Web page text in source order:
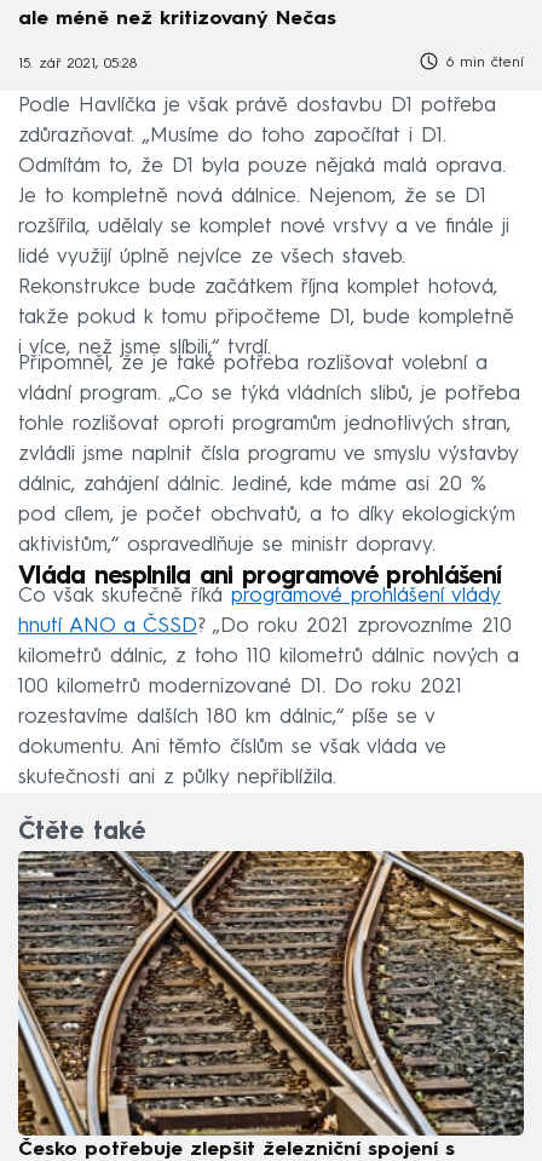
ale méně než kritizovaný Nečas
15. zář 2021, 05:28 6 min čtení
Podle Havlíčka je však právě dostavbu D1 potřeba
zdůrazňovat. „Musíme do toho započítat i D1.
Odmítám to, že D1 byla pouze nějaká malá oprava.
Je to kompletně nová dálnice. Nejenom, že se D1
rozšířila, udělaly se komplet nové vrstvy a ve finále ji
lidé využijí úplně nejvíce ze všech staveb.
Rekonstrukce bude začátkem října komplet hotová,
takže pokud k tomu připočteme D1, bude kompletně
i více, než jsme slíbili,“ tvrdí.
Připomněl, že je také potřeba rozlišovat volební a
vládní program. „Co se týká vládních slibů, je potřeba
tohle rozlišovat oproti programům jednotlivých stran,
zvládli jsme naplnit čísla programu ve smyslu výstavby
dálnic, zahájení dálnic. Jediné, kde máme asi 20 %
pod cílem, je počet obchvatů, a to díky ekologickým
aktivistům,“ ospravedlňuje se ministr dopravy.
Vláda nesplnila ani programové prohlášení
Co však skutečně říká programové prohlášení vlády
hnutí ANO a ČSSD? „Do roku 2021 zprovozníme 210
kilometrů dálnic, z toho 110 kilometrů dálnic nových a
100 kilometrů modernizované D1. Do roku 2021
rozestavíme dalších 180 km dálnic,“ píše se v
dokumentu. Ani těmto číslům se však vláda ve
skutečnosti ani z půlky nepřiblížila.
Čtěte také
Česko potřebuje zlepšit železniční spojení s